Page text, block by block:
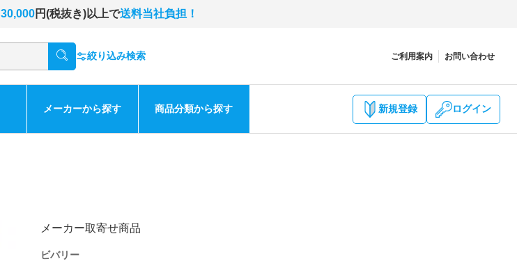
30,000円(税抜き)以上で送料当社負担！
絞り込み検索 ご利用案内 お問い合わせ
メーカーから探す 商品分類から探す 新規登録 ログイン
メーカー取寄せ商品
ビバリー